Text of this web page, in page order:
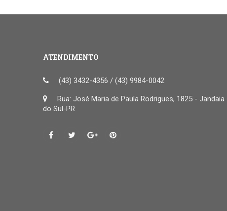
ATENDIMENTO
(43) 3432-4356 / (43) 9984-0042
Rua: José Maria de Paula Rodrigues, 1825 - Jandaia
do Sul-PR